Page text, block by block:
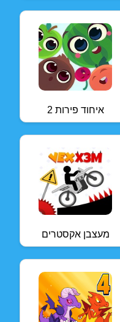
איחוד פירות 2
מעצבן אקסטרים